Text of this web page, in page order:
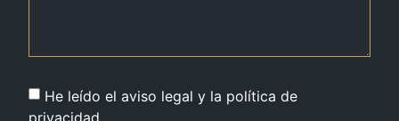
He leído el aviso legal y la política de
privacidad